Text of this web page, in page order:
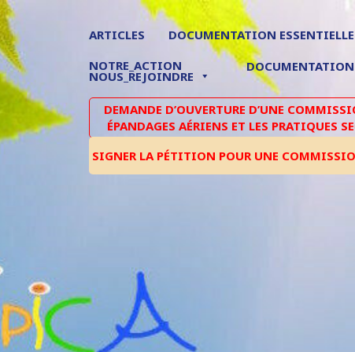
ARTICLES DOCUMENTATION ESSENTIELLE
NOTRE_ACTION
NOUS_REJOINDRE
DOCUMENTATION
DEMANDE D’OUVERTURE D’UNE
ÉPANDAGES AÉRIENS ET LES PRATIQUES
SIGNER LA PÉTITION POUR UNE